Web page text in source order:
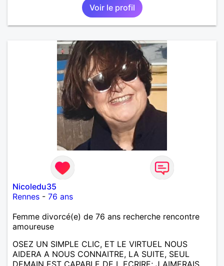
Voir le profil
Nicoledu35
Rennes - 76 ans
Femme divorcé(e) de 76 ans recherche rencontre
amoureuse
OSEZ UN SIMPLE CLIC, ET LE VIRTUEL NOUS
AIDERA A NOUS CONNAITRE, LA SUITE, SEUL
DEMAIN EST CAPABLE DE L ECRIRE; J AIMERAIS